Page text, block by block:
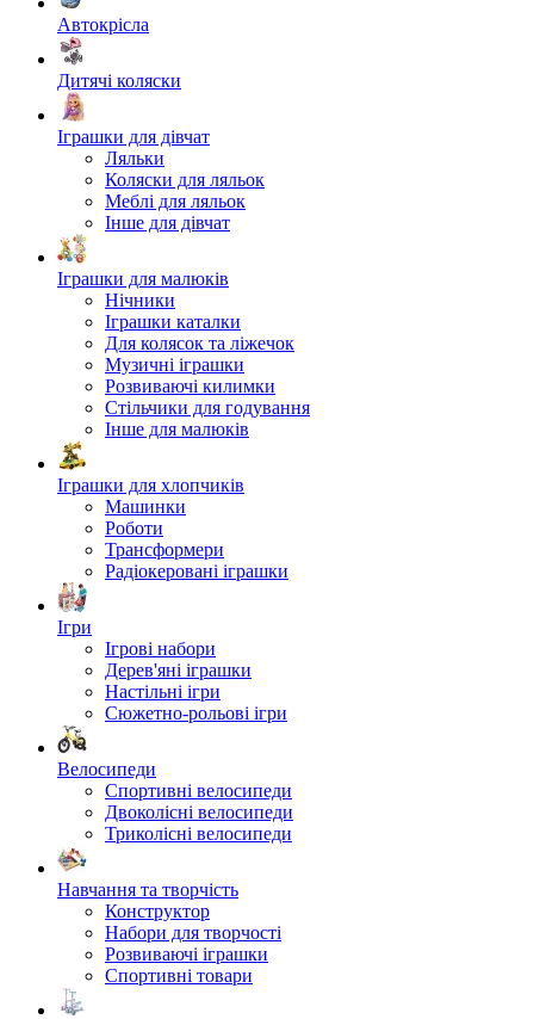
Автокрісла
Дитячі коляски
Іграшки для дівчат
Ляльки
Коляски для ляльок
Меблі для ляльок
Інше для дівчат
Іграшки для малюків
Нічники
Іграшки каталки
Для колясок та ліжечок
Музичні іграшки
Розвиваючі килимки
Стільчики для годування
Інше для малюків
Іграшки для хлопчиків
Машинки
Роботи
Трансформери
Радіокеровані іграшки
Ігри
Ігрові набори
Дерев'яні іграшки
Настільні ігри
Сюжетно-рольові ігри
Велосипеди
Спортивні велосипеди
Двоколісні велосипеди
Триколісні велосипеди
Навчання та творчість
Конструктор
Набори для творчості
Розвиваючі іграшки
Спортивні товари